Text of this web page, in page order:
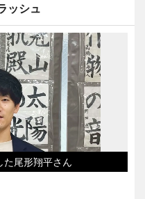
ッシュ
た尾形翔平さん